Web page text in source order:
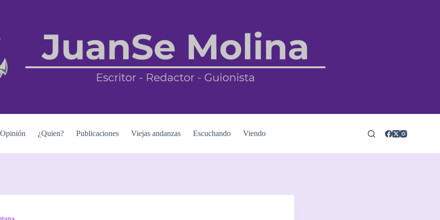
Opinión ¿Quien? Publicaciones Viejas andanzas Escuchando Viendo